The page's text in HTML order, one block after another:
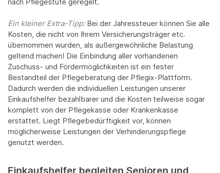
Ein kleiner Extra-Tipp:‍ Bei der Jahressteuer können Sie alle
Kosten, die nicht von Ihrem Versicherungsträger etc.
übernommen wurden, als außergewöhnliche Belastung
geltend machen! Die Einbindung aller vorhandenen
Zuschuss- und Fördermöglichkeiten ist ein fester
Bestandteil der Pflegeberatung der Pflegix-Plattform.
Dadurch werden die individuellen Leistungen unserer
Einkaufshelfer bezahlbarer und die Kosten teilweise sogar
komplett von der Pflegekasse oder Krankenkasse
erstattet. Liegt Pflegebedürftigkeit vor, können
möglicherweise Leistungen der Verhinderungspflege
genutzt werden.
Einkaufshelfer begleiten Senioren und